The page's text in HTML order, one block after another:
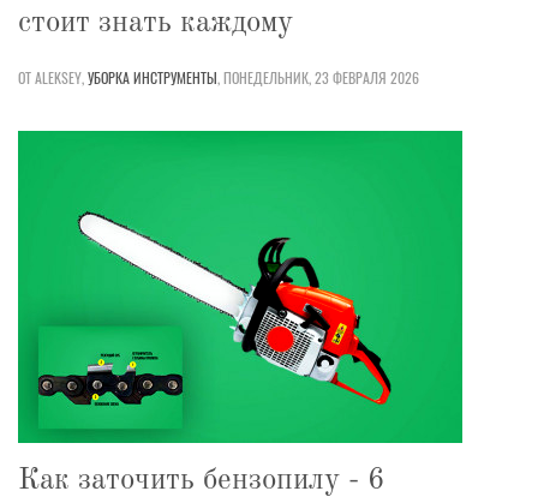
стоит знать каждому
ОТ ALEKSEY,УБОРКАИНСТРУМЕНТЫ,ПОНЕДЕЛЬНИК, 23 ФЕВРАЛЯ 2026
Как заточить бензопилу - 6